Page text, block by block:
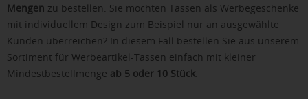
Mengen zu bestellen. Sie möchten Tassen als Werbegeschenke
mit individuellem Design zum Beispiel nur an ausgewählte
Kunden überreichen? In diesem Fall bestellen Sie aus unserem
Sortiment für Werbeartikel-Tassen einfach mit kleiner
Mindestbestellmenge ab 5 oder 10 Stück.